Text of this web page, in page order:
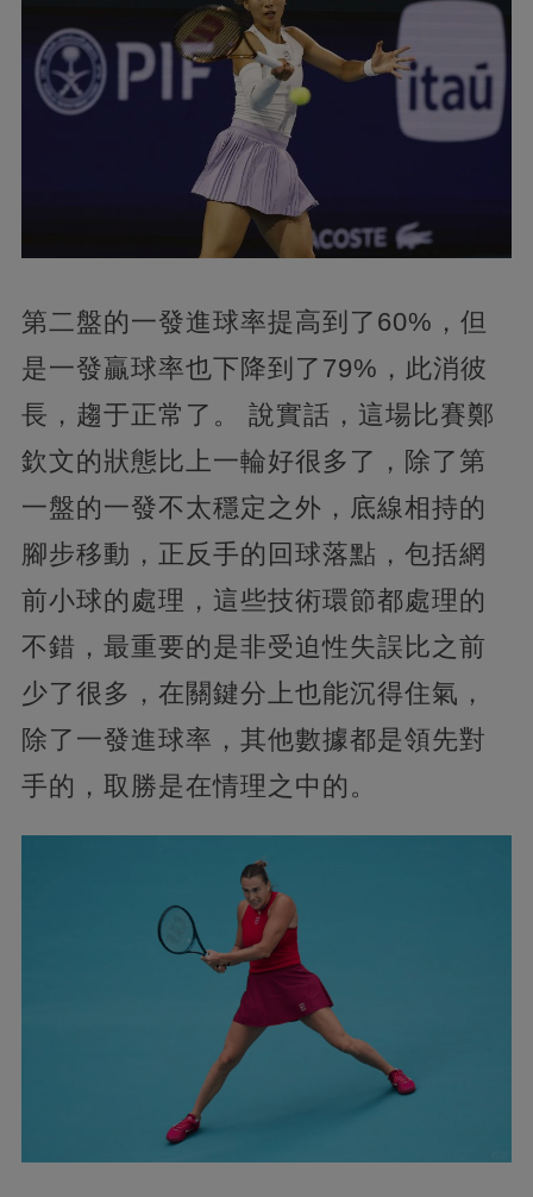
第二盤的一發進球率提高到了60%，但
是一發贏球率也下降到了79%，此消彼
長，趨于正常了。 說實話，這場比賽鄭
欽文的狀態比上一輪好很多了，除了第
一盤的一發不太穩定之外，底線相持的
腳步移動，正反手的回球落點，包括網
前小球的處理，這些技術環節都處理的
不錯，最重要的是非受迫性失誤比之前
少了很多，在關鍵分上也能沉得住氣，
除了一發進球率，其他數據都是領先對
手的，取勝是在情理之中的。